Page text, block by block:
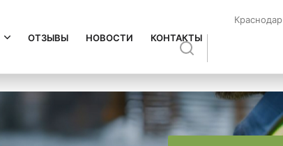
ОТЗЫВЫ НОВОСТИ КОНТАКТЫ
Краснодар